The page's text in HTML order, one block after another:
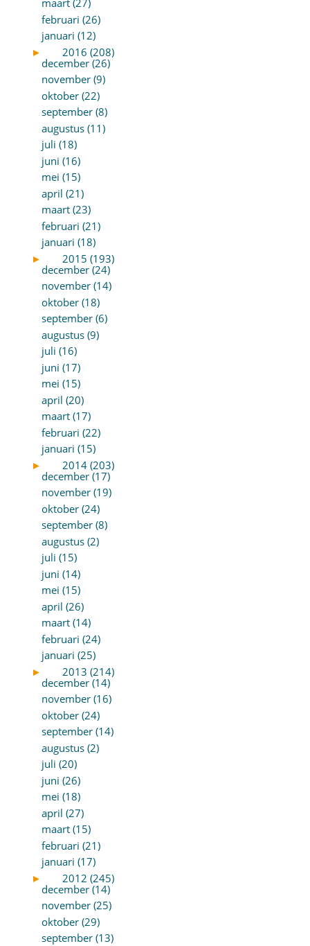
maart (27)
februari (26)
januari (12)
►
2016 (208)
december (26)
november (9)
oktober (22)
september (8)
augustus (11)
juli (18)
juni (16)
mei (15)
april (21)
maart (23)
februari (21)
januari (18)
►
2015 (193)
december (24)
november (14)
oktober (18)
september (6)
augustus (9)
juli (16)
juni (17)
mei (15)
april (20)
maart (17)
februari (22)
januari (15)
►
2014 (203)
december (17)
november (19)
oktober (24)
september (8)
augustus (2)
juli (15)
juni (14)
mei (15)
april (26)
maart (14)
februari (24)
januari (25)
►
2013 (214)
december (14)
november (16)
oktober (24)
september (14)
augustus (2)
juli (20)
juni (26)
mei (18)
april (27)
maart (15)
februari (21)
januari (17)
►
2012 (245)
december (14)
november (25)
oktober (29)
september (13)